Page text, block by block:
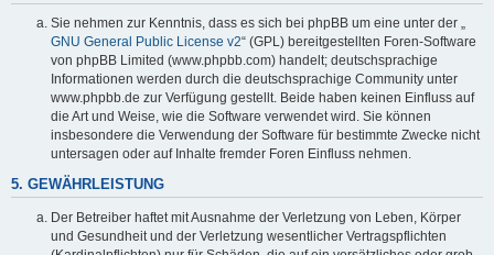
Sie nehmen zur Kenntnis, dass es sich bei phpBB um eine unter der „
GNU General Public License v2“ (GPL) bereitgestellten Foren-Software
von phpBB Limited (www.phpbb.com) handelt; deutschsprachige
Informationen werden durch die deutschsprachige Community unter
www.phpbb.de zur Verfügung gestellt. Beide haben keinen Einfluss auf
die Art und Weise, wie die Software verwendet wird. Sie können
insbesondere die Verwendung der Software für bestimmte Zwecke nicht
untersagen oder auf Inhalte fremder Foren Einfluss nehmen.
5. GEWÄHRLEISTUNG
Der Betreiber haftet mit Ausnahme der Verletzung von Leben, Körper
und Gesundheit und der Verletzung wesentlicher Vertragspflichten